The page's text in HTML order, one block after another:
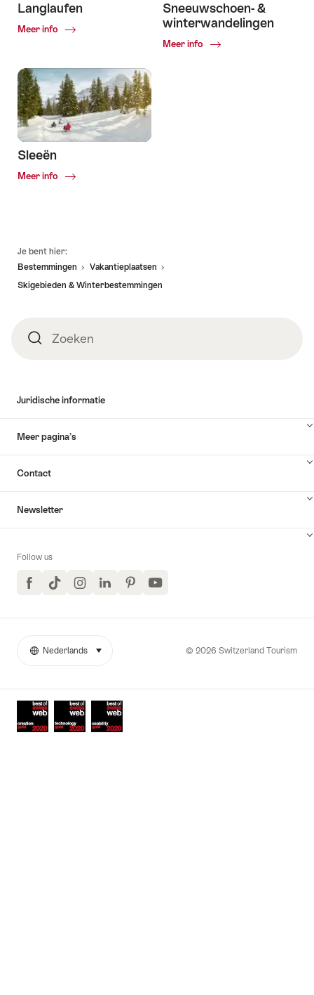
Langlaufen
Meer info
Common.Of
Sneeuwschoen- &
winterwandelingen
Meer info
Common.Of
Sleeën
Meer info
Common.Of
Je bent hier:
Bestemmingen
Vakantieplaatsen
Skigebieden & Winterbestemmingen
ZoekenZoeken
Juridische informatie
Meer pagina’s
Contact
Newsletter
Follow us
FacebookTikTokInstagramLinkedInPinterestYouTube
Awards
More
© 2026 Switzerland Tourism
Taal
Nederlands selecteren (klikken om weer te geven)